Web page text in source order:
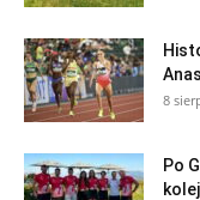
8
Po